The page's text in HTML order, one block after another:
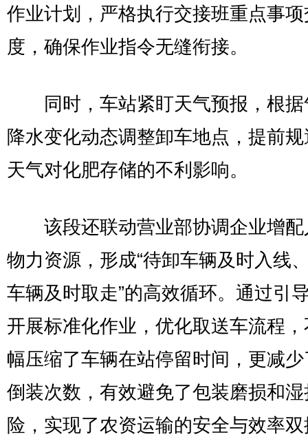
作业计划，严格执行交接班重点事
度，确保作业指令无缝衔接。
同时，车站紧盯天气预报，根据
降水变化动态调整卸车地点，提前
天气对化肥存储的不利影响。
该段还联动营业部协调企业增配
物力资源，形成“待卸车辆及时入线
车辆及时取走”的高效循环。通过引
开展标准化作业，优化取送车流程
幅压缩了车辆在站停留时间，更减
倒装次数，有效避免了包装磨损和
险，实现了农资运输的安全与效率